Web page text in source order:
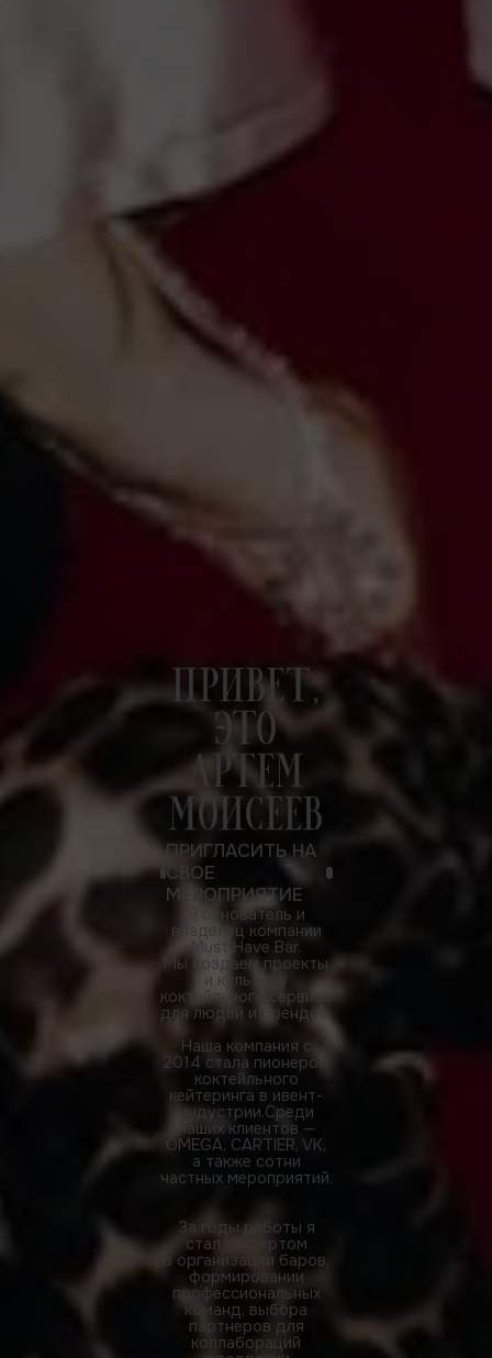
ПРИВЕТ,
ЭТО
АРТЕМ
МОИСЕЕВ
ПРИГЛАСИТЬ НА
СВОЕ
МЕРОПРИЯТИЕ
Я основатель и
владелец компании
Must Have Bar.
Мы создаем проекты
и культуру
коктейльного сервиса
для людей и брендов.
Наша компания с
2014 стала пионером
коктейльного
кейтеринга в ивент-
индустрии.Среди
наших клиентов —
OMEGA, CARTIER, VK,
а также сотни
частных мероприятий.
За годы работы я
стал экспертом
в организации баров,
формировании
профессиональных
команд, выбора
партнеров для
коллабораций